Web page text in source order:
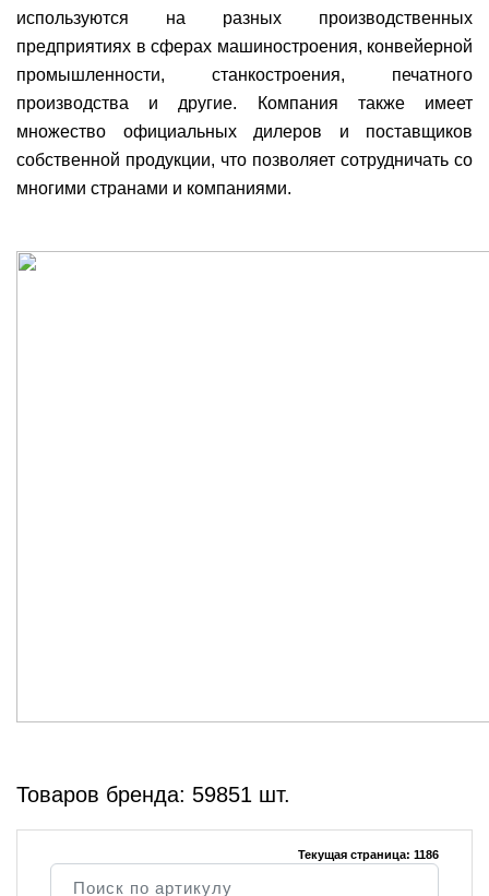
используются на разных производственных
предприятиях в сферах машиностроения, конвейерной
промышленности, станкостроения, печатного
производства и другие. Компания также имеет
множество официальных дилеров и поставщиков
собственной продукции, что позволяет сотрудничать со
многими странами и компаниями.
Товаров бренда: 59851 шт.
Текущая страница: 1186